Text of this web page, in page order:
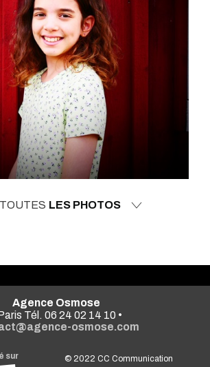
LES PHOTOS
Agence Osmose
Tél. 06 24 02 14 10 •
osmose.com
sur © 2022CC Communication